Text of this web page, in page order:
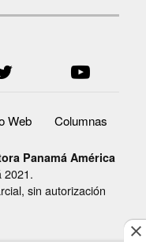
Web Columnas
Panamá América
2021.
sin autorización